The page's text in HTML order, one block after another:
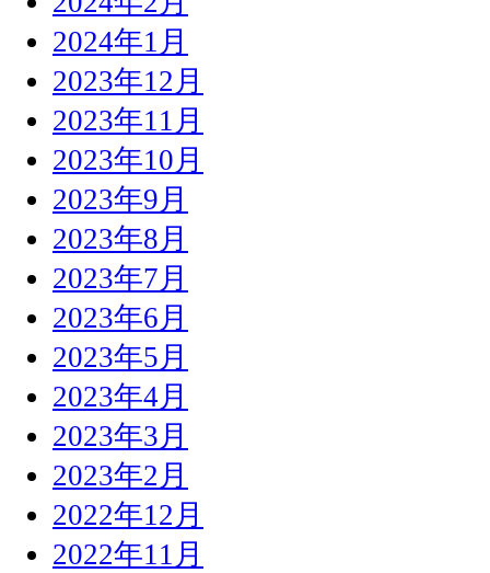
2024年1月
2023年12月
2023年11月
2023年10月
2023年9月
2023年8月
2023年7月
2023年6月
2023年5月
2023年4月
2023年3月
2023年2月
2022年12月
2022年11月